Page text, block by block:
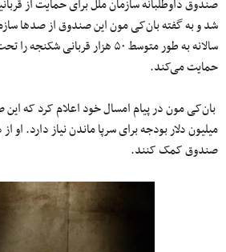
شد و به گفته بان‌کی مون این صندوق از صدها
حمایت می‌کند.
میلیون دلار بودجه برای سرپا ماندن نیاز دارد.
صندوق کمک کنند.